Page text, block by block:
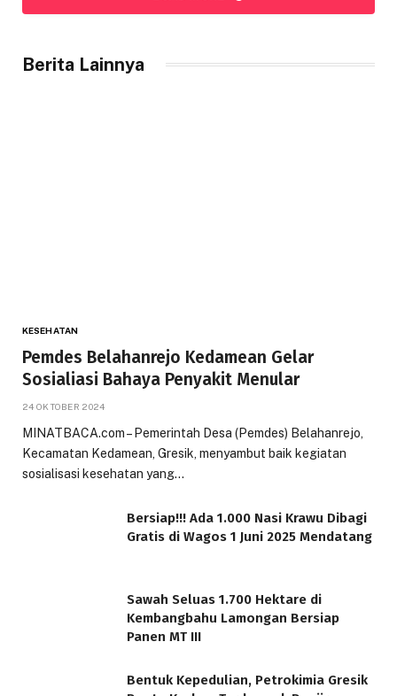
Berita Lainnya
KESEHATAN
Pemdes Belahanrejo Kedamean Gelar
Sosialiasi Bahaya Penyakit Menular
24 OKTOBER 2024
MINATBACA.com – Pemerintah Desa (Pemdes) Belahanrejo,
Kecamatan Kedamean, Gresik, menyambut baik kegiatan
sosialisasi kesehatan yang…
Bersiap!!! Ada 1.000 Nasi Krawu Dibagi
Gratis di Wagos 1 Juni 2025 Mendatang
Sawah Seluas 1.700 Hektare di
Kembangbahu Lamongan Bersiap
Panen MT III
Bentuk Kepedulian, Petrokimia Gresik